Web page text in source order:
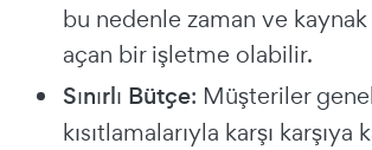
bu nedenle zaman ve kaynak
açan bir işletme olabilir.
Sınırlı Bütçe: Müşteriler
kısıtlamalarıyla karşı karşıya